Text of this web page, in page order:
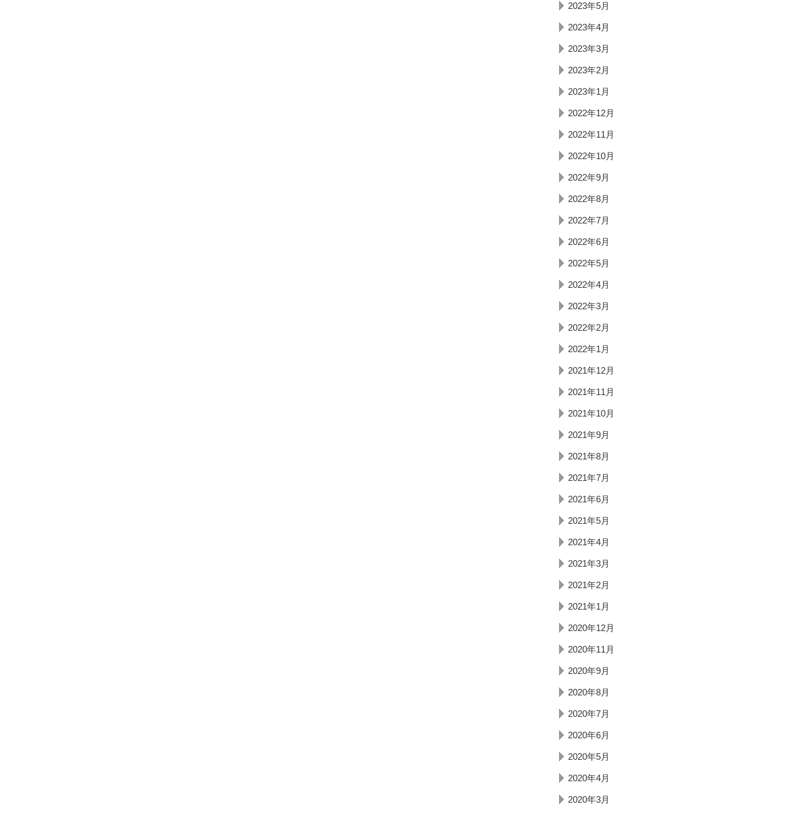
2023年5月
2023年4月
2023年3月
2023年2月
2023年1月
2022年12月
2022年11月
2022年10月
2022年9月
2022年8月
2022年7月
2022年6月
2022年5月
2022年4月
2022年3月
2022年2月
2022年1月
2021年12月
2021年11月
2021年10月
2021年9月
2021年8月
2021年7月
2021年6月
2021年5月
2021年4月
2021年3月
2021年2月
2021年1月
2020年12月
2020年11月
2020年9月
2020年8月
2020年7月
2020年6月
2020年5月
2020年4月
2020年3月